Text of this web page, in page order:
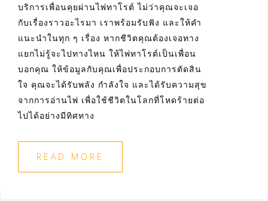
บริการเพื่อนคุยผ่านไพ่ทาโรต์ ไม่ว่าคุณจะเจอ
กับเรื่องราวอะไรมา เราพร้อมรับฟัง และให้คำ
แนะนำในทุก ๆ เรื่อง หากชีวิตคุณต้องเจอทาง
แยกไม่รู้จะไปทางไหน ให้ไพ่ทาโรต์เป็นเพื่อน
บอกคุณ ให้ข้อมูลกับคุณเพื่อประกอบการตัดสิน
ใจ คุณจะได้รับพลัง กำลังใจ และได้รับความสุข
จากการอ่านไพ่ เพื่อใช้ชีวิตในโลกที่โหดร้ายต่อ
ไปได้อย่างมีทิศทาง
READ MORE